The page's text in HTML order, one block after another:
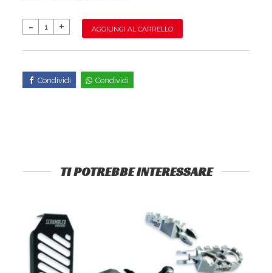
AGGIUNGI AL CARRELLO
Condividi Condividi
TI POTREBBE INTERESSARE